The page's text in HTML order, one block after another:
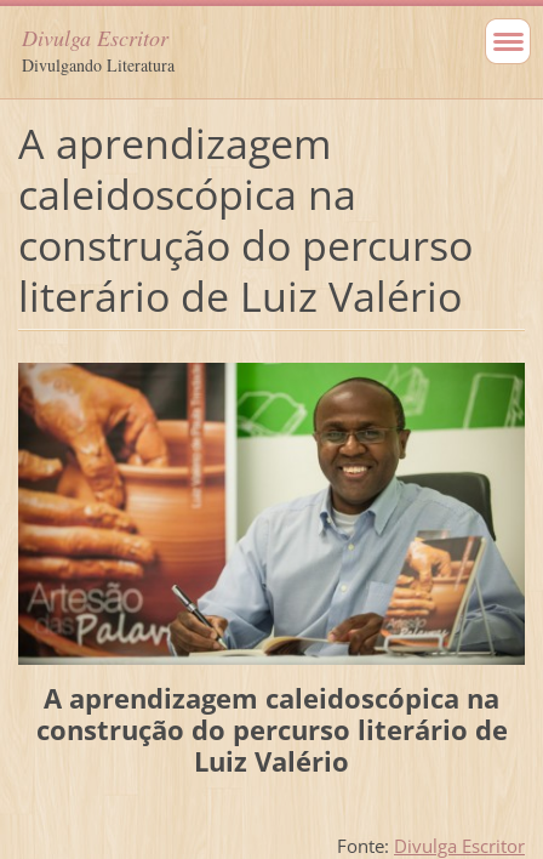
Divulga Escritor
Divulgando Literatura
A aprendizagem
caleidoscópica na
construção do percurso
literário de Luiz Valério
A aprendizagem caleidoscópica na
construção do percurso literário de
Luiz Valério
Fonte: Divulga Escritor